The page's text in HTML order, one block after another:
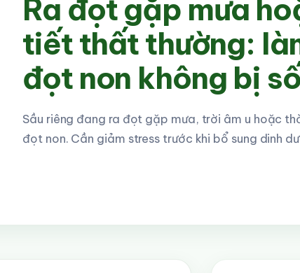
Ra đọt gặp mưa
tiết thất thường:
đọt non không bị
Sầu riêng đang ra đọt gặp mưa, trời âm u hoặc
đọt non. Cần giảm stress trước khi bổ sung dinh